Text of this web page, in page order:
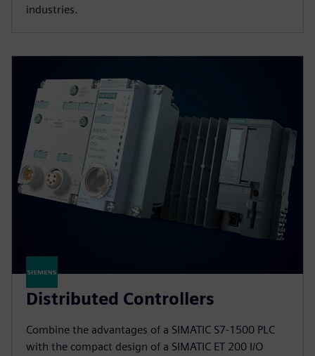
industries.
Distributed Controllers
Combine the advantages of a SIMATIC S7-1500 PLC
with the compact design of a SIMATIC ET 200 I/O